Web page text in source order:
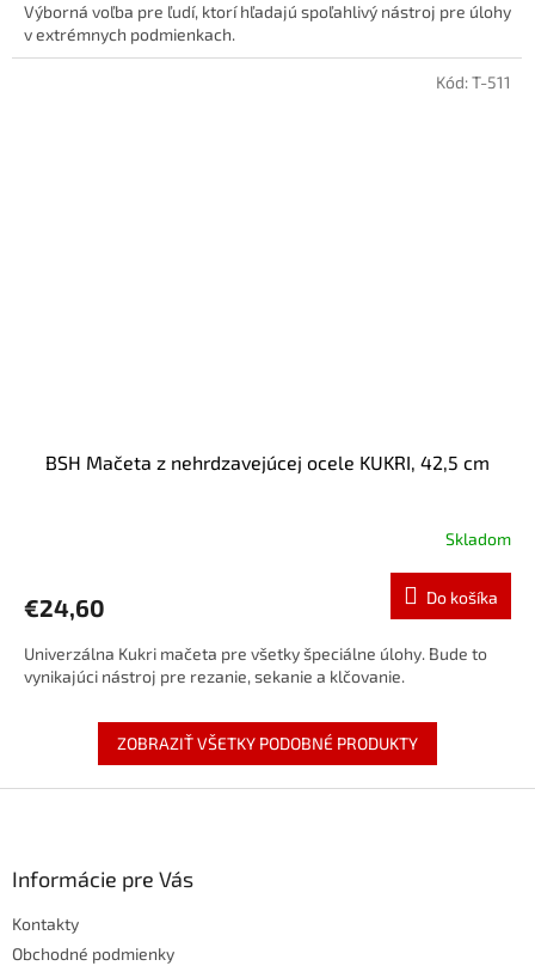
Výborná voľba pre ľudí, ktorí hľadajú spoľahlivý nástroj pre úlohy
v extrémnych podmienkach.
BSH Mačeta z nehrdzavejúcej ocele KUKRI, 42,5 cm
Skladom
€24,60 Do košíka
Univerzálna Kukri mačeta pre všetky špeciálne úlohy. Bude to
vynikajúci nástroj pre rezanie, sekanie a klčovanie.
Kód:T-511
ZOBRAZIŤ VŠETKY PODOBNÉ PRODUKTY
Informácie pre Vás
Kontakty
Obchodné podmienky